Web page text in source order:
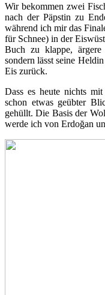
Wir bekommen zwei
nach der Päpstin zu
während ich mir das
für Schnee) in der
Buch zu klappe,
sondern lässt seine
Eis zurück.
Dass es heute nichts
schon etwas geübter
gehüllt. Die Basis der
werde ich von Erdoğan